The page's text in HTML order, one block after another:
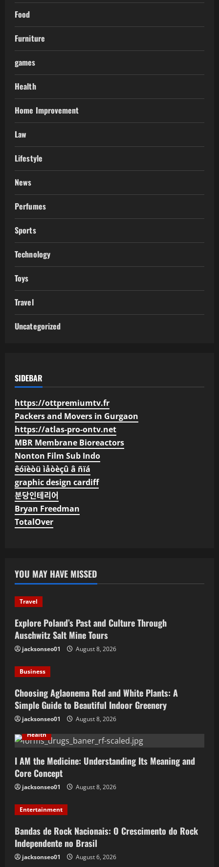
Food
Furniture
games
Health
Home Improvement
Law
Lifestyle
News
Perfumes
Sports
Technology
Toys
Travel
Uncategorized
SIDEBAR
https://ottpremiumtv.fr
Packers and Movers in Gurgaon
https://atlas-pro-ontv.net
MBR Membrane Bioreactors
Nonton Film Sub Indo
êóïèòü ìåòèçû â ñïá
graphic design cardiff
분당인테리어
Bryan Freedman
TotalOver
YOU MAY HAVE MISSED
Travel
Explore Poland’s Past and Culture Through
Auschwitz Salt Mine Tours
jacksonseo01 August 8, 2026
Business
Choosing Aglaonema Red and White Plants: A
Simple Guide to Beautiful Indoor Greenery
jacksonseo01
August 8, 2026
Health
I AM the Medicine: Understanding Its Meaning and
Core Concept
jacksonseo01 August 8, 2026
Entertainment
Bandas de Rock Nacionais: O Crescimento do Rock
Independente no Brasil
jacksonseo01 August 6, 2026